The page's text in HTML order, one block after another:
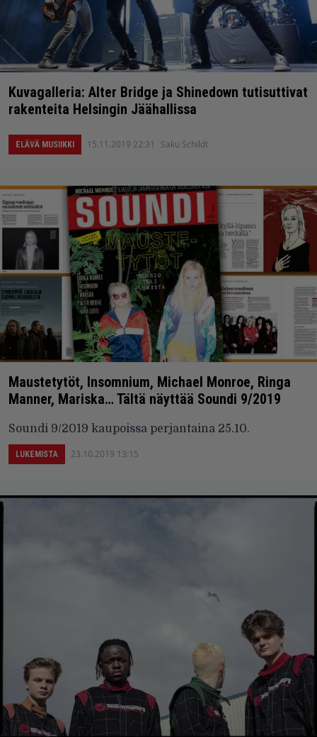
Kuvagalleria: Alter Bridge ja Shinedown tutisuttivat
rakenteita Helsingin Jäähallissa
ELÄVÄ MUSIIKKI 15.11.2019 22:31 Saku Schildt
Maustetytöt, Insomnium, Michael Monroe, Ringa
Manner, Mariska… Tältä näyttää Soundi 9/2019
Soundi 9/2019 kaupoissa perjantaina 25.10.
LUKEMISTA 23.10.2019 13:15